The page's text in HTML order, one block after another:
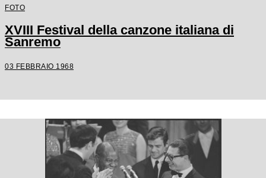
FOTO
XVIII Festival della canzone italiana di
Sanremo
03 FEBBRAIO 1968